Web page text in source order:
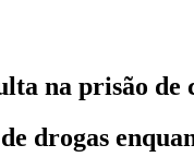
na prisão de
drogas